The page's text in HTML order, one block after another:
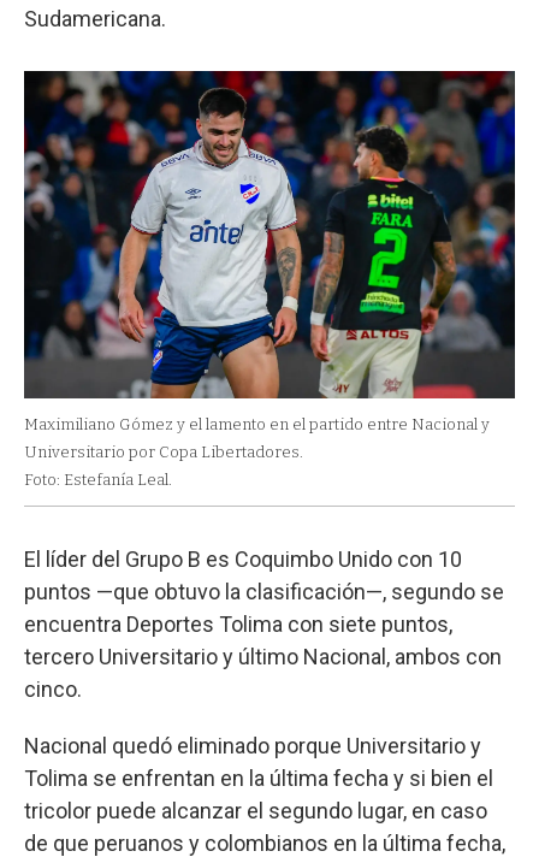
Sudamericana.
Maximiliano Gómez y el lamento en el partido entre Nacional y
Universitario por Copa Libertadores.
Foto: Estefanía Leal.
El líder del Grupo B es Coquimbo Unido con 10
puntos —que obtuvo la clasificación—, segundo se
encuentra Deportes Tolima con siete puntos,
tercero Universitario y último Nacional, ambos con
cinco.
Nacional quedó eliminado porque Universitario y
Tolima se enfrentan en la última fecha y si bien el
tricolor puede alcanzar el segundo lugar, en caso
de que peruanos y colombianos en la última fecha,